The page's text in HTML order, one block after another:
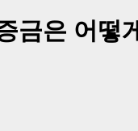
가 권한을 악용
상황에 따라 집
금은 어떻